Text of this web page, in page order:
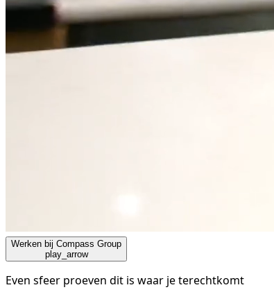
Werken bij Compass Group
play_arrow
Even sfeer proeven dit is waar je terechtkomt